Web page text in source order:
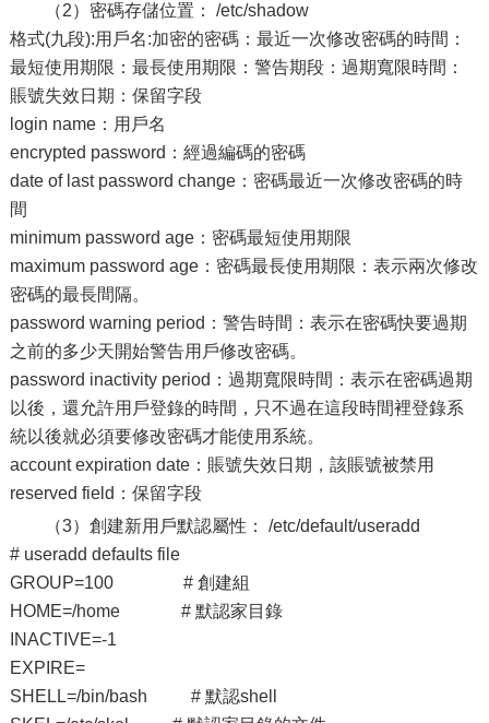
（2）密碼存儲位置： /etc/shadow
格式(九段):用戶名:加密的密碼：最近一次修改密碼的時間：
最短使用期限：最長使用期限：警告期段：過期寬限時間：
賬號失效日期：保留字段
login name：用戶名
encrypted password：經過編碼的密碼
date of last password change：密碼最近一次修改密碼的時
間
minimum password age：密碼最短使用期限
maximum password age：密碼最長使用期限：表示兩次修改
密碼的最長間隔。
password warning period：警告時間：表示在密碼快要過期
之前的多少天開始警告用戶修改密碼。
password inactivity period：過期寬限時間：表示在密碼過期
以後，還允許用戶登錄的時間，只不過在這段時間裡登錄系
統以後就必須要修改密碼才能使用系統。
account expiration date：賬號失效日期，該賬號被禁用
reserved field：保留字段
（3）創建新用戶默認屬性： /etc/default/useradd
# useradd defaults file
GROUP=100 # 創建組
HOME=/home # 默認家目錄
INACTIVE=-1
EXPIRE=
SHELL=/bin/bash # 默認shell